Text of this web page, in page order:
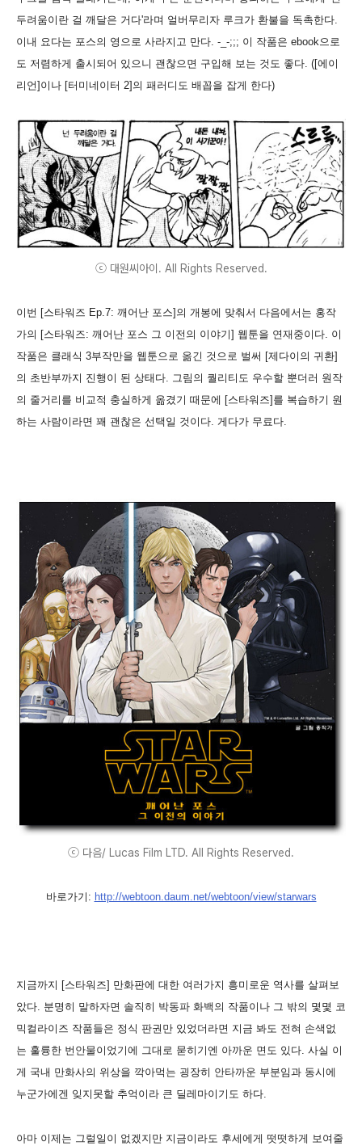
두려움이란 걸 깨달은 거다'라며 얼버무리자 루크가 환불을 독촉한다.
이내 요다는 포스의 영으로 사라지고 만다. -_-;;; 이 작품은 ebook으로
도 저렴하게 출시되어 있으니 괜찮으면 구입해 보는 것도 좋다. ([에이
리언]이나 [터미네이터 2]의 패러디도 배꼽을 잡게 한다)
ⓒ 대원씨아이. All Rights Reserved.
이번 [스타워즈 Ep.7: 깨어난 포스]의 개봉에 맞춰서 다음에서는 홍작
가의 [스타워즈: 깨어난 포스 그 이전의 이야기] 웹툰을 연재중이다. 이
작품은 클래식 3부작만을 웹툰으로 옮긴 것으로 벌써 [제다이의 귀환]
의 초반부까지 진행이 된 상태다. 그림의 퀄리티도 우수할 뿐더러 원작
의 줄거리를 비교적 충실하게 옮겼기 때문에 [스타워즈]를 복습하기 원
하는 사람이라면 꽤 괜찮은 선택일 것이다. 게다가 무료다.
ⓒ 다음/ Lucas Film LTD. All Rights Reserved.
바로가기: http://webtoon.daum.net/webtoon/view/starwars
지금까지 [스타워즈] 만화판에 대한 여러가지 흥미로운 역사를 살펴보
았다. 분명히 말하자면 솔직히 박동파 화백의 작품이나 그 밖의 몇몇 코
믹컬라이즈 작품들은 정식 판권만 있었더라면 지금 봐도 전혀 손색없
는 훌륭한 번안물이었기에 그대로 묻히기엔 아까운 면도 있다. 사실 이
게 국내 만화사의 위상을 깍아먹는 굉장히 안타까운 부분임과 동시에
누군가에겐 잊지못할 추억이라 큰 딜레마이기도 하다.
아마 이제는 그럴일이 없겠지만 지금이라도 후세에게 떳떳하게 보여줄